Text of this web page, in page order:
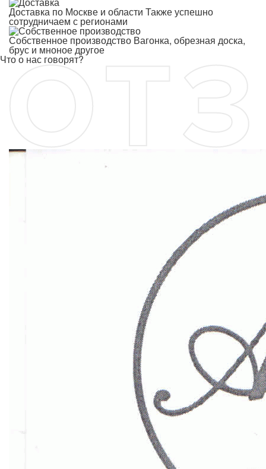
Доставка по Москве и области Также успешно
сотрудничаем с регионами
Собственное производство Вагонка, обрезная доска,
брус и мноное другое
Что о нас говорят?